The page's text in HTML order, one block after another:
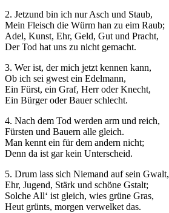
2. Jetzund bin ich nur Asch und Staub,
Mein Fleisch die Würm han zu eim Raub;
Adel, Kunst, Ehr, Geld, Gut und Pracht,
Der Tod hat uns zu nicht gemacht.
3. Wer ist, der mich jetzt kennen kann,
Ob ich sei gwest ein Edelmann,
Ein Fürst, ein Graf, Herr oder Knecht,
Ein Bürger oder Bauer schlecht.
4. Nach dem Tod werden arm und reich,
Fürsten und Bauern alle gleich.
Man kennt ein für dem andern nicht;
Denn da ist gar kein Unterscheid.
5. Drum lass sich Niemand auf sein Gwalt,
Ehr, Jugend, Stärk und schöne Gstalt;
Solche All‘ ist gleich, wies grüne Gras,
Heut grünts, morgen verwelket das.